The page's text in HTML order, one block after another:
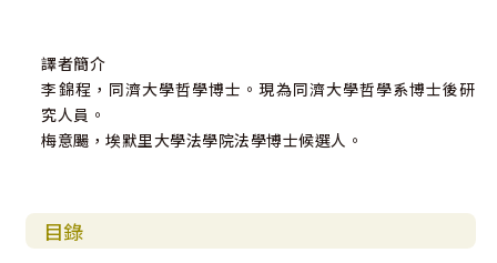
譯者簡介
李錦程，同濟大學哲學博士。現為同濟大學哲學系博士後研
究人員。
梅意颺，埃默里大學法學院法學博士候選人。
目錄